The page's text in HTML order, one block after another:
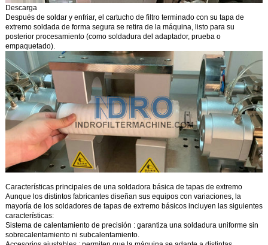
Descarga
Después de soldar y enfriar, el cartucho de filtro terminado con su tapa de
extremo soldada de forma segura se retira de la máquina, listo para su
posterior procesamiento (como soldadura del adaptador, prueba o
empaquetado).
Características principales de una soldadora básica de tapas de extremo
Aunque los distintos fabricantes diseñan sus equipos con variaciones, la
mayoría de los soldadores de tapas de extremo básicos incluyen las siguientes
características:
Sistema de calentamiento de precisión : garantiza una soldadura uniforme sin
sobrecalentamiento ni subcalentamiento.